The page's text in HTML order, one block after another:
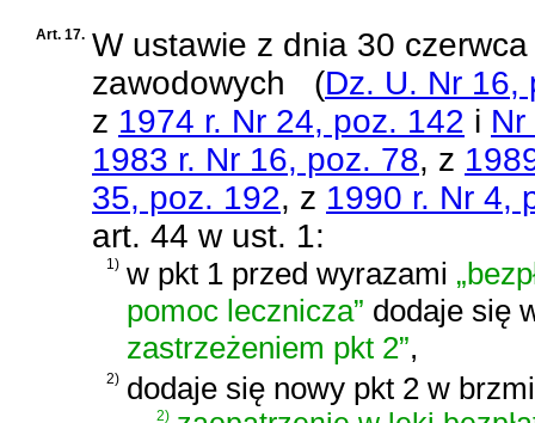
Art. 17. W ustawie z dnia 30 czerwca
zawodowych
(Dz. U. Nr 16,
z 1974 r. Nr 24, poz. 142 i
1983 r. Nr 16, poz. 78, z
35, poz. 192, z 1990 r. Nr 4,
art. 44 w ust. 1:
1) w pkt 1 przed wyrazami
pomoc lecznicza” dodaje się
zastrzeżeniem pkt 2”,
2) dodaje się nowy pkt 2 w
2)